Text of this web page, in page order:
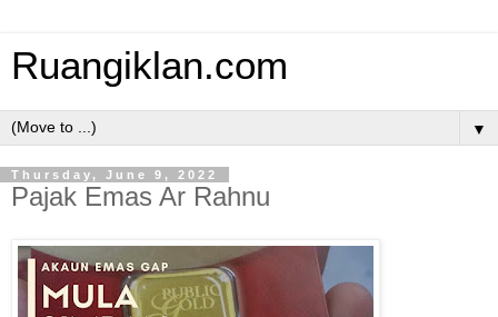
Ruangiklan.com
▼
Thursday, June 9, 2022
Pajak Emas Ar Rahnu